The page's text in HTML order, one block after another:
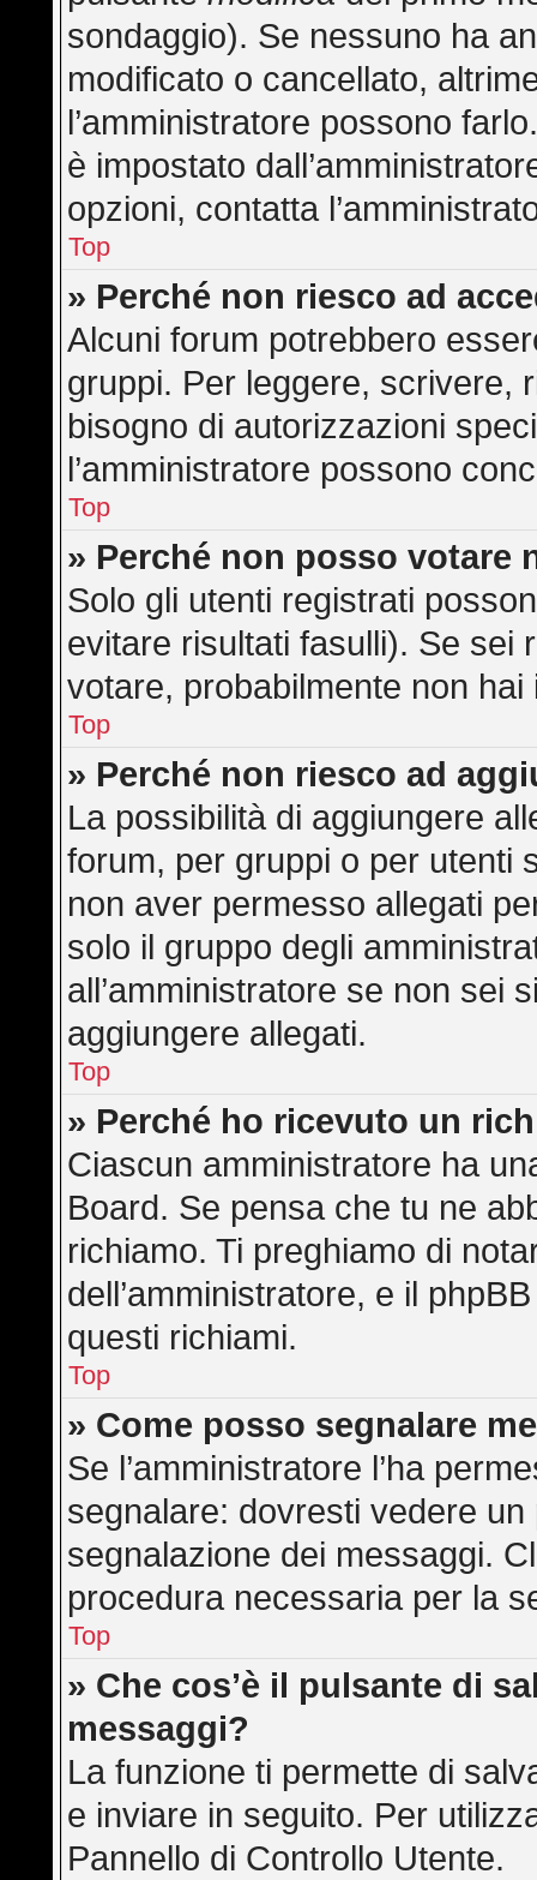
sondaggio). Se nessuno ha
modificato o cancellato,
l’amministratore possono
è impostato
opzioni, contatta
Top
» Perché non riesco ad
Alcuni forum potrebbero
gruppi. Per leggere, scrivere,
bisogno di autorizzazioni
l’amministratore possono
Top
» Perché non posso votare
Solo gli utenti registrati
evitare risultati fasulli). Se sei
votare, probabilmente non hai
Top
» Perché non riesco ad
La possibilità di aggiungere
forum, per gruppi o per utenti
non aver permesso allegati
solo il gruppo degli
all’amministratore se non sei
aggiungere allegati.
Top
» Perché ho ricevuto un
Ciascun amministratore ha
Board. Se pensa che tu ne
richiamo. Ti preghiamo di
dell’amministratore, e il
questi richiami.
Top
» Come posso segnalare
Se l’amministratore l’ha
segnalare: dovresti vedere
segnalazione dei messaggi.
procedura necessaria per la
Top
» Che cos’è il pulsante di
messaggi?
La funzione ti permette di
e inviare in seguito. Per
Pannello di Controllo Utente.